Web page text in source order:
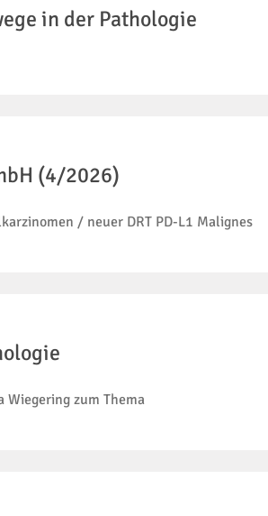
in der Pathologie
(4/2026)
/ neuer DRT PD-L1 Malignes
Wiegering zum Thema